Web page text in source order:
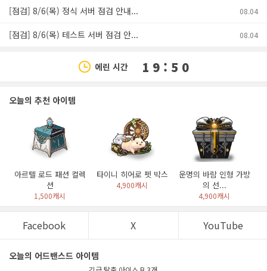
[점검] 8/6(목) 정식 서버 점검 안내... 08.04
[점검] 8/6(목) 테스트 서버 점검 안... 08.04
에린 시간 1 9 : 5 0
오늘의 추천 아이템
아르텔 로드 패션 컬렉
션
1,500캐시
타이니 히어로 펫 박스
4,900캐시
운명의 바람 인형 가방
의 선...
4,900캐시
Facebook X YouTube
오늘의 어드밴스드 아이템